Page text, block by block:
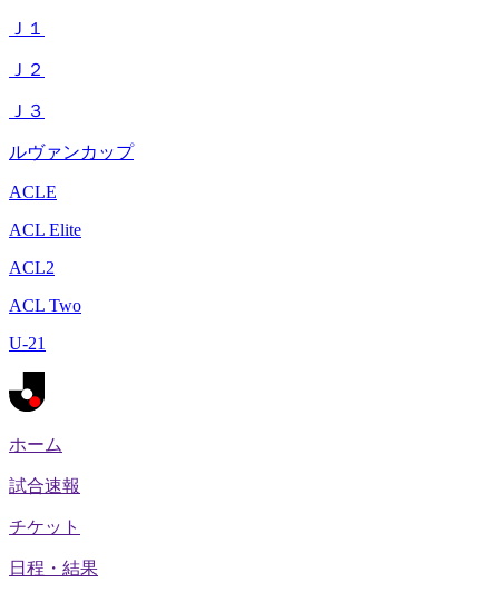
Ｊ１
Ｊ２
Ｊ３
ルヴァンカップ
ACLE
ACL Elite
ACL2
ACL Two
U-21
ホーム
試合速報
チケット
日程・結果